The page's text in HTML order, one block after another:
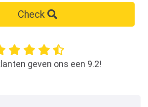
Check
geven ons een 9.2!